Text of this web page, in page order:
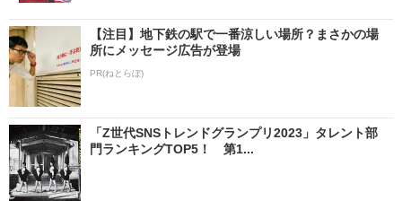
【注目】地下鉄の駅で一番涼しい場所？まさかの場
所にメッセージ広告が登場
PR(ねとらぼ)
「Z世代SNSトレンドグランプリ2023」タレント部
門ランキングTOP5！ 第1...